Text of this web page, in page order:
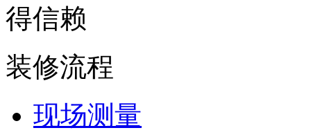
得信赖
装修流程
现场测量